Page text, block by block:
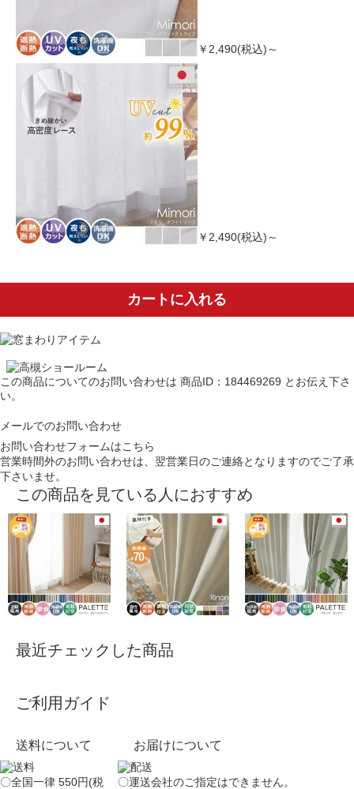
￥2,490(税込)～
￥2,490(税込)～
カートに入れる
この商品についてのお問い合わせは 商品ID：184469269 とお伝え下さ
い。
メールでのお問い合わせ
お問い合わせフォームはこちら
営業時間外のお問い合わせは、翌営業日のご連絡となりますのでご了承
下さいませ。
この商品を見ている人におすすめ
最近チェックした商品
ご利用ガイド
送料について
〇全国一律 550円(税
お届けについて
〇運送会社のご指定はできません。